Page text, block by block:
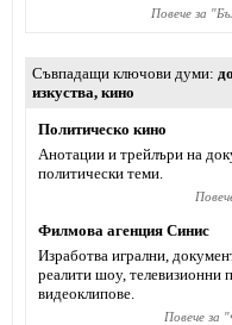
Повече за "
Съвпадащи ключови думи
изкуства, кино
Политическо кино
Анотации и трейлъри на
политически теми.
Филмова агенция Синис
Изработва игрални,
реалити шоу, телевизионни
видеоклипове.
Повече за "